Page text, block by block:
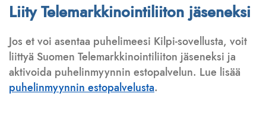
Liity Telemarkkinointiliiton jäseneksi
Jos et voi asentaa puhelimeesi Kilpi-sovellusta, voit
liittyä Suomen Telemarkkinointiliiton jäseneksi ja
aktivoida puhelinmyynnin estopalvelun. Lue lisää
puhelinmyynnin estopalvelusta.